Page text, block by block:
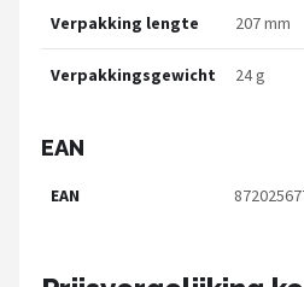
Verpakking lengte 207 mm
Verpakkingsgewicht 24 g
EAN
EAN